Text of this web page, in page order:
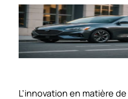
L’innovation en matière